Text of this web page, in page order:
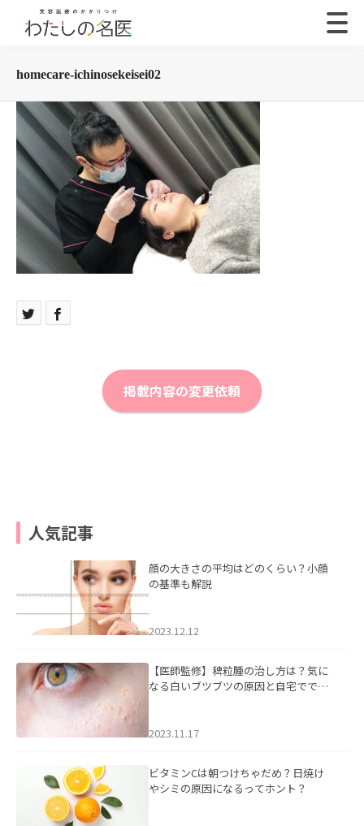
homecare-ichinosekeisei02
掲載内容の変更依頼
人気記事
顔の大きさの平均はどのくらい？小顔
の基準も解説
2023.12.12
【医師監修】稗粒腫の治し方は？気に
なる白いブツブツの原因と自宅ででき
2023.11.17
ビタミンCは朝つけちゃだめ？日焼け
やシミの原因になるってホント？